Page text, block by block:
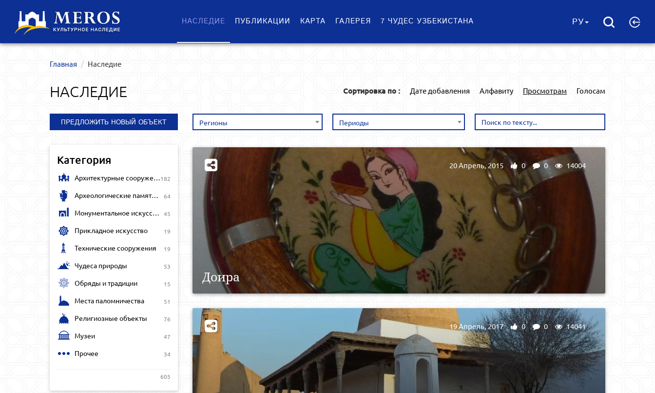
НАСЛЕДИЕ ПУБЛИКАЦИИ КАРТА ГАЛЕРЕЯ 7 ЧУДЕС УЗБЕКИСТАНА РУ
Главная Наследие
НАСЛЕДИЕ Сортировка по : Дате добавления Алфавиту Просмотрам Голосам
ПРЕДЛОЖИТЬ НОВЫЙ ОБЪЕКТ
Категория
Архитектурные сооружения 182
Археологические памятники 64
Монументальное искусство 45
Прикладное искусство 19
Технические сооружения 19
Чудеса природы 53
Обряды и традиции 15
Места паломничества 51
Религиозные объекты 76
Музеи 47
Прочее 34
605
Регионы Периоды
Доира
20 Апрель, 2015 0 0 14004
19 Апрель, 2017 0 0 14041